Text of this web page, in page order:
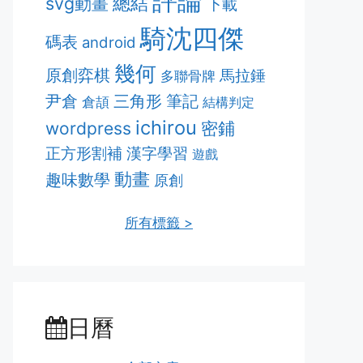
下載
碼表 android 騎沈四傑
原創弈棋 幾何 多聯骨牌 馬拉錘
尹倉 倉頡 三角形 筆記 結構判定
wordpress ichirou 密鋪
正方形割補 漢字學習 遊戲
趣味數學 動畫 原創
所有標籤 >
日曆